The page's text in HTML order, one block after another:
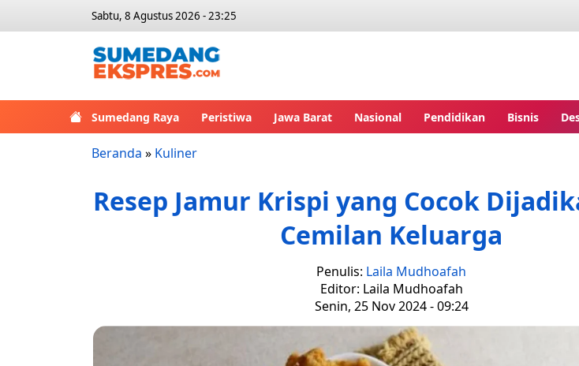
Sabtu, 8 Agustus 2026 - 23:25
Sumedang Raya Peristiwa Jawa Barat Nasional Pendidikan Bisnis
Beranda » Kuliner
Resep Jamur Krispi yang Cocok
Cemilan Keluarga
Penulis: Laila Mudhoafah
Editor: Laila Mudhoafah
Senin, 25 Nov 2024 - 09:24